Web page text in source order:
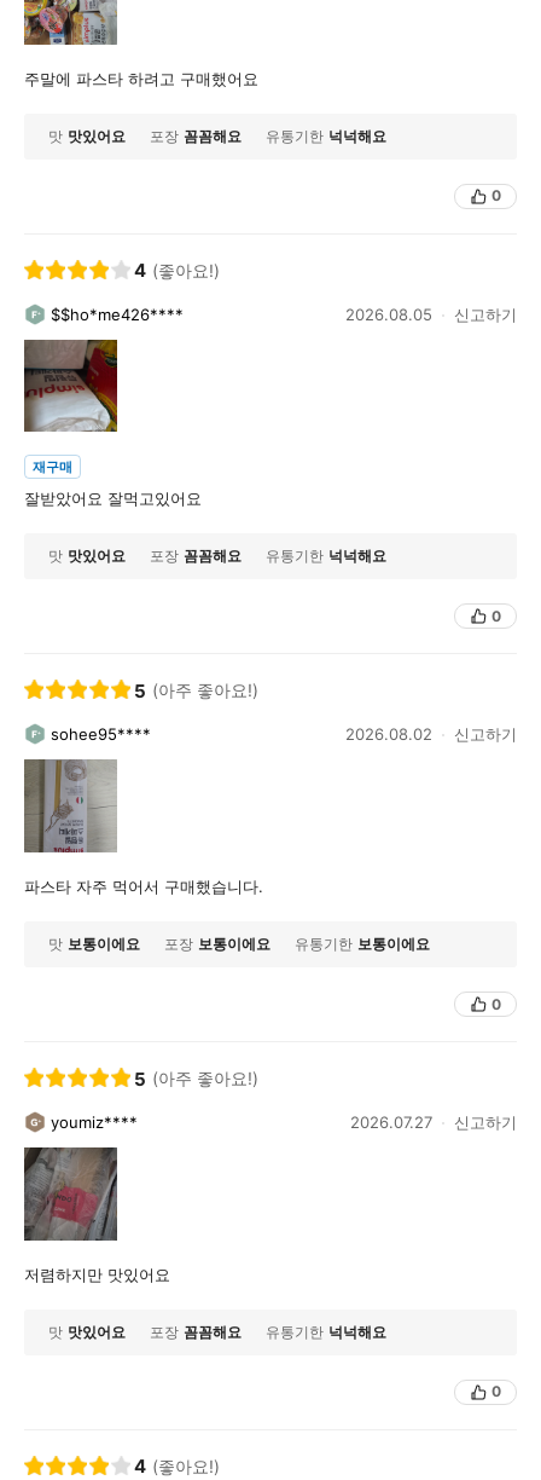
주말에 파스타 하려고 구매했어요
맛 맛있어요 포장 꼼꼼해요 유통기한 넉넉해요
0
4 (좋아요!)
$$ho*me426**** 2026.08.05 신고하기
재구매
잘받았어요 잘먹고있어요
맛 맛있어요 포장 꼼꼼해요 유통기한 넉넉해요
0
5 (아주 좋아요!)
sohee95**** 2026.08.02 신고하기
파스타 자주 먹어서 구매했습니다.
맛 보통이에요 포장 보통이에요 유통기한 보통이에요
0
5 (아주 좋아요!)
youmiz**** 2026.07.27 신고하기
저렴하지만 맛있어요
맛 맛있어요 포장 꼼꼼해요 유통기한 넉넉해요
0
4 (좋아요!)